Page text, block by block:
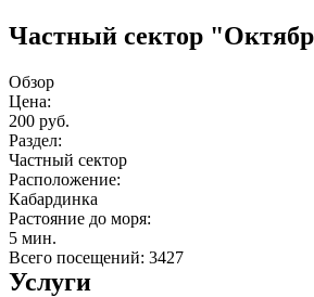
Частный сектор
Обзор
Цена:
200 руб.
Раздел:
Частный сектор
Расположение:
Кабардинка
Растояние до моря:
5 мин.
Всего посещений: 3427
Услуги